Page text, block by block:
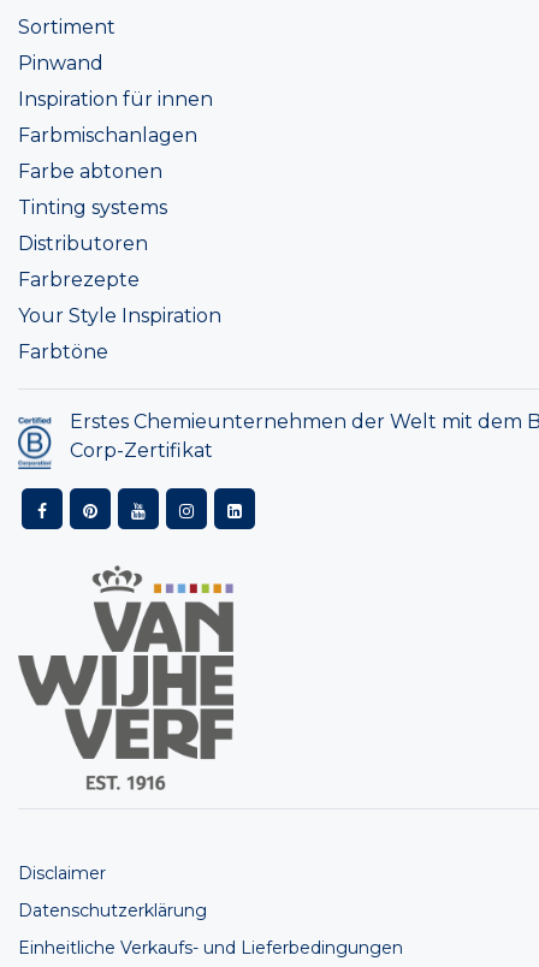
Sortiment
Pinwand
Inspiration für innen
Farbmischanlagen
Farbe abtonen
Tinting systems
Distributoren
Farbrezepte
Your Style Inspiration
Farbtöne
Erstes Chemieunternehmen der Welt mit dem
Corp-Zertifikat
Disclaimer
Datenschutzerklärung
Einheitliche Verkaufs- und Lieferbedingungen